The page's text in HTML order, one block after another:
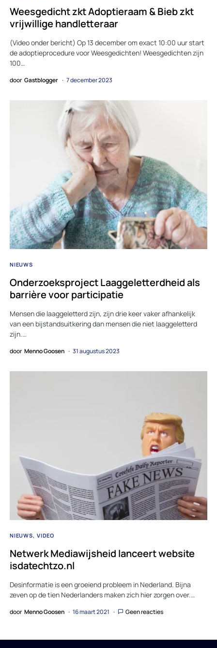
Weesgedicht zkt Adoptieraam & Bieb zkt
vrijwillige handletteraar
(Video onder bericht) Op 13 december om exact 10:00 uur start
de adoptieprocedure voor Weesgedichten! Weesgedichten zijn
100…
door Gastblogger 7 december 2023
NIEUWS
Onderzoeksproject Laaggeletterdheid als
barrière voor participatie
Mensen die laaggeletterd zijn, zijn drie keer vaker afhankelijk
van een bijstandsuitkering dan mensen die niet laaggeletterd
zijn.…
door Menno Goosen 31 augustus 2023
NIEUWS VIDEO
Netwerk Mediawijsheid lanceert website
isdatechtzo.nl
Desinformatie is een groeiend probleem in Nederland. Bijna
zeven op de tien Nederlanders maken zich hier zorgen over.…
door Menno Goosen 16 maart 2021 Geen reacties